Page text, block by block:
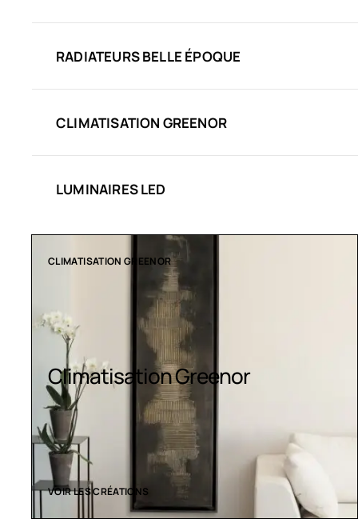
RADIATEURS BELLE ÉPOQUE
CLIMATISATION GREENOR
LUMINAIRES LED
COLLECTION LT
Luminaires LED
VOIR LES CRÉATIONS